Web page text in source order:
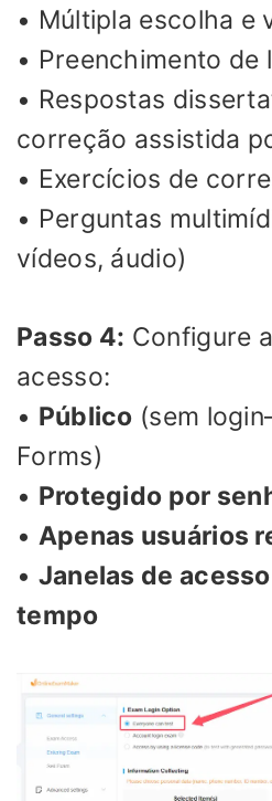
• Múltipla escolha e
• Preenchimento de
• Respostas
correção assistida
• Exercícios de
• Perguntas
vídeos, áudio)
Passo 4: Configure
acesso:
• Público (sem
Forms)
• Protegido por
• Apenas usuários
• Janelas de
tempo